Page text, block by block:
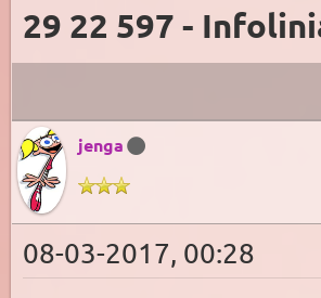
29 22 597 -
jenga
08-03-2017, 00:28